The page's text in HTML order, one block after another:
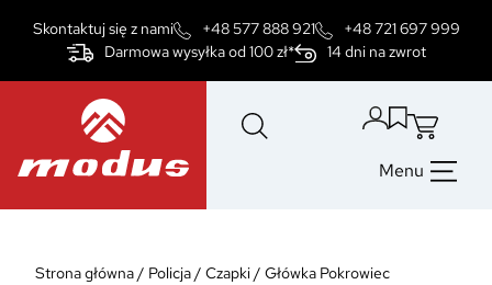
Skontaktuj się z nami +48 577 888 921
+48 721 697 999
Darmowa wysyłka od 100 zł*
14 dni na zwrot
Menu
Strona główna/ Policja/ Czapki/ Główka Pokrowiec